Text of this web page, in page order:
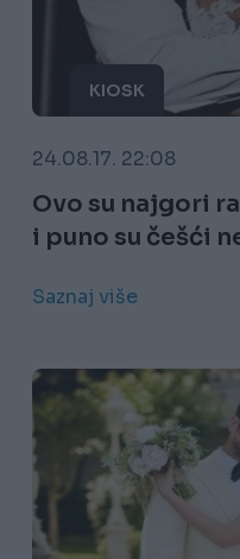
KIOSK
24.08.17. 22:08
Ovo su najgori
i puno su češći
Saznaj više